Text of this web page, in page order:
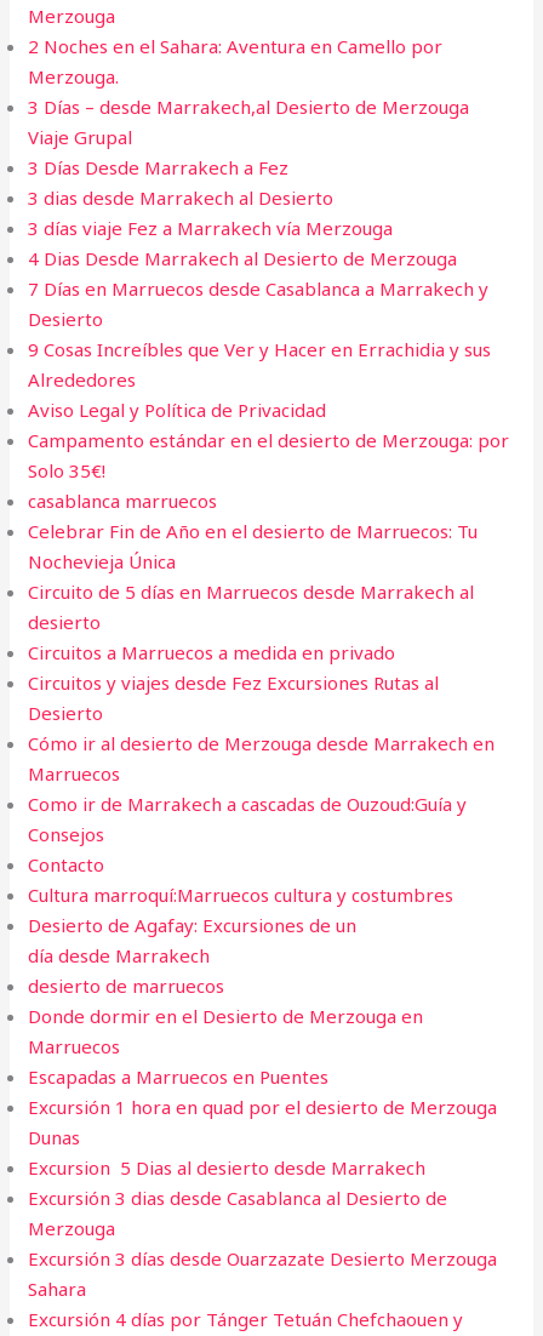
Merzouga
2 Noches en el Sahara: Aventura en Camello por
Merzouga.
3 Días – desde Marrakech,al Desierto de Merzouga
Viaje Grupal
3 Días Desde Marrakech a Fez
3 dias desde Marrakech al Desierto​
3 días viaje Fez a Marrakech vía Merzouga
4 Dias Desde Marrakech al Desierto de Merzouga​
7 Días en Marruecos desde Casablanca a Marrakech y
Desierto
9 Cosas Increíbles que Ver y Hacer en Errachidia y sus
Alrededores
Aviso Legal y Política de Privacidad
Campamento estándar en el desierto de Merzouga: por
Solo 35€!
casablanca marruecos
Celebrar Fin de Año en el desierto de Marruecos: Tu
Nochevieja Única
Circuito de 5 días en Marruecos desde Marrakech al
desierto
Circuitos a Marruecos a medida en privado
Circuitos y viajes desde Fez Excursiones Rutas al
Desierto
Cómo ir al desierto de Merzouga desde Marrakech en
Marruecos
Como ir de Marrakech a cascadas de Ouzoud:Guía y
Consejos
Contacto
Cultura marroquí:Marruecos cultura y costumbres
Desierto de Agafay: Excursiones de un
día desde Marrakech
desierto de marruecos
Donde dormir en el Desierto de Merzouga en
Marruecos
Escapadas a Marruecos en Puentes
Excursión 1 hora en quad por el desierto de Merzouga
Dunas
Excursion 5 Dias al desierto desde Marrakech
Excursión 3 dias desde Casablanca al Desierto de
Merzouga
Excursión 3 días desde Ouarzazate Desierto Merzouga
Sahara
Excursión 4 días por Tánger Tetuán Chefchaouen y